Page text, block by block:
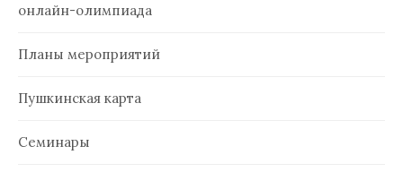
онлайн-олимпиада
Планы мероприятий
Пушкинская карта
Семинары